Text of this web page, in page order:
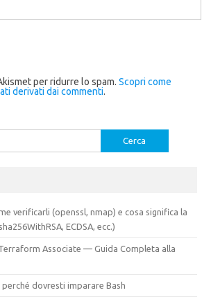
per ridurre lo spam. Scopri come
derivati dai commenti.
verificarli (openssl, nmap) e cosa significa la
ECDSA, ecc.)
Associate — Guida Completa alla
perché dovresti imparare Bash